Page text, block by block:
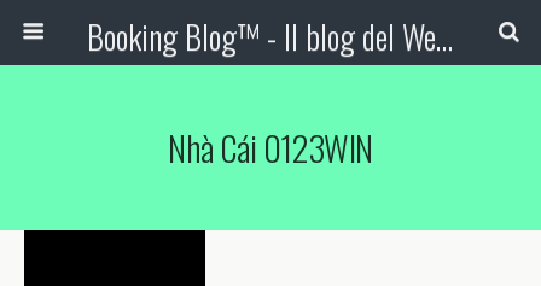
Booking Blog™ - Il blog del Web Marketing Turistico
Nhà Cái 0123WIN